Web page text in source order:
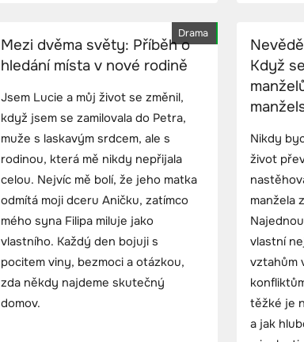
Drama
Mezi dvěma světy: Příběh o
hledání místa v nové rodině
Jsem Lucie a můj život se změnil,
když jsem se zamilovala do Petra,
muže s laskavým srdcem, ale s
rodinou, která mě nikdy nepřijala
celou. Nejvíc mě bolí, že jeho matka
odmítá moji dceru Aničku, zatímco
mého syna Filipa miluje jako
vlastního. Každý den bojuji s
pocitem viny, bezmoci a otázkou,
zda někdy najdeme skutečný
domov.
Když
Nikdy
život
manžela
vlastní
vztahům
těžké je
a jak